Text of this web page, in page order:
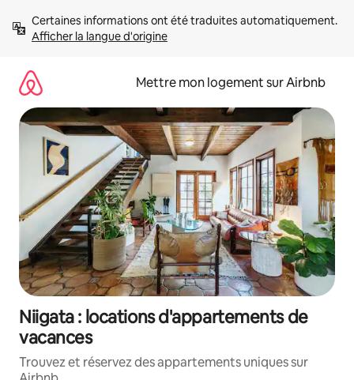
directement
Afficher la langue d'origine
Mettre mon logement sur Airbnb
Niigata : locations d'appartements de
vacances
Trouvez et réservez des appartements uniques sur